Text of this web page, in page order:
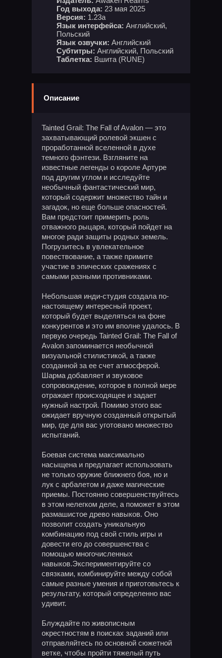
Год выхода: 23 мая 2025
Версия: 1.23a
Язык интерфейса: Английский,
Польский
Язык озвучки: Английский
Субтитры: Английский, Польский
Таблетка: Вшита (RUNE)
Описание
Tainted Grail: The Fall of Avalon — это
захватывающий ролевой экшен с
проработанной вселенной в духе
темного фэнтези. Взгляните на
известные легенды о короле Артуре
под другим углом и исследуйте
необычный фантастический мир,
который содержит множество тайн и
загадок, но еще больше опасностей.
Вам предстоит примерить роль
отважного рыцаря, который пойдет на
многое ради защиты родных земель.
Погрузитесь в увлекательное
повествование, а также примите
участие в эпических сражениях с
самыми разными противниками.
Небольшая инди-студия создала по-
настоящему интересный проект,
который будет выделяться на фоне
конкурентов и это им вполне удалось. В
первую очередь Tainted Grail: The Fall of
Avalon запоминается необычной
визуальной стилистикой, а также
созданной за ее счет атмосферой.
Шарма добавляет и звуковое
сопровождение, которое в полной мере
отражает происходящее и задает
нужный настрой. Помимо этого вас
ожидает вручную созданный открытый
мир, где для вас уготовано множество
испытаний.
Боевая система максимально
насыщена и предлагает использовать
не только оружие ближнего боя, но и
лук с арбалетом и даже магические
приемы. Постоянно совершенствуйтесь
в этом нелегком деле, а поможет в этом
размашистое древо навыков. Оно
позволит создать уникальную
комбинацию под свой стиль игры и
довести его до совершенства с
помощью многочисленных
навыков.Экспериментируйте со
связками, комбинируйте между собой
самые разные умения и приготовьтесь к
результату, который определенно вас
удивит.
Блуждайте по живописным
окрестностям в поисках заданий или
отправляйтесь по основной сюжетной
ветке, чтобы пройти тяжелый путь